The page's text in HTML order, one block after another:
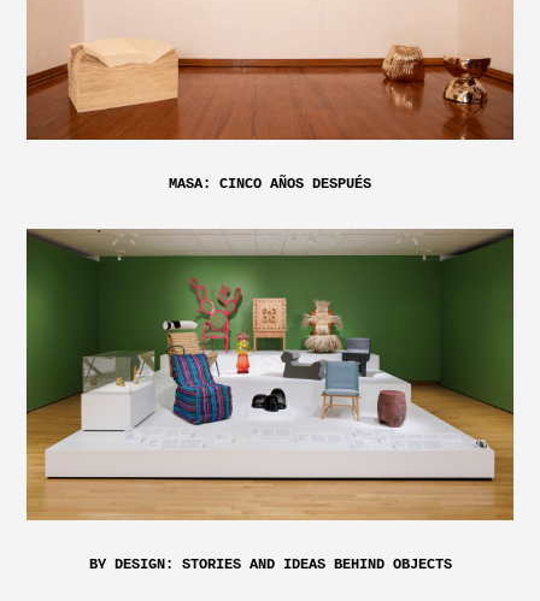
MASA: CINCO AÑOS DESPUÉS
BY DESIGN: STORIES AND IDEAS BEHIND OBJECTS